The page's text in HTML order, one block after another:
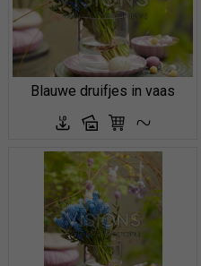
Blauwe druifjes in vaas